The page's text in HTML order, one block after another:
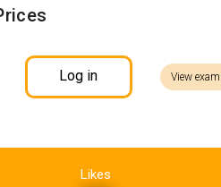
Log in View
Likes